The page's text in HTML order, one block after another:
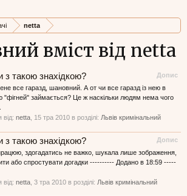
netta
вміст від netta
Допис
з такою знахідкою?
все гаразд, шановний. А от чи все гаразд із нею в
"фігней" займається? Це ж наскільки людям нема чого
від: netta 15 тра 2010 в розділі: Львів кримінальний
Допис
з такою знахідкою?
здогадатись не важко, шукала лише зображення,
або спростувати догадки ---------- Додано в 18:59 -----
від: netta 3 тра 2010 в розділі: Львів кримінальний